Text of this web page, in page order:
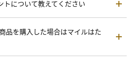
トについて教えてください
品を購入した場合はマイルはた